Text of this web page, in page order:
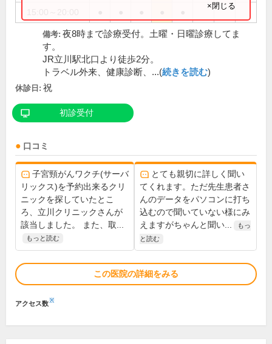
×閉じる
備考: 夜8時まで診療受付。土曜・日曜診療してま
す。
JR立川駅北口より徒歩2分。
トラベル外来、健康診断、...(続きを読む)
休診日: 祝
初診受付
口コミ
子宮頸がんワクチ(サーバ
リックス)を予約出来るクリ
ニックを探していたとこ
ろ、立川クリニックさんが
該当しました。 また、取...
もっと読む
とても親切に詳しく聞い
てくれます。ただ先生患者さ
んのデータをパソコンに打ち
込むので聞いていない様にみ
えますがちゃんと聞い...
もっ
と読む
この医院の詳細をみる
アクセス数※